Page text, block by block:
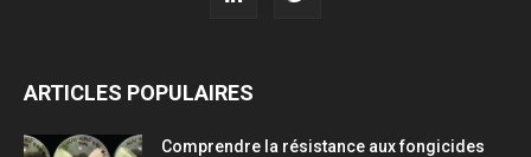
ARTICLES POPULAIRES
Comprendre la résistance aux fongicides